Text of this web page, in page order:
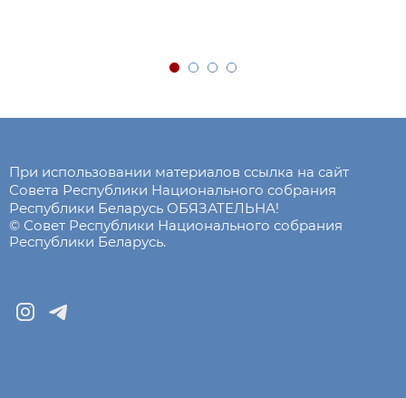
При использовании материалов ссылка на сайт
Совета Республики Национального собрания
Республики Беларусь ОБЯЗАТЕЛЬНА!
© Совет Республики Национального собрания
Республики Беларусь.